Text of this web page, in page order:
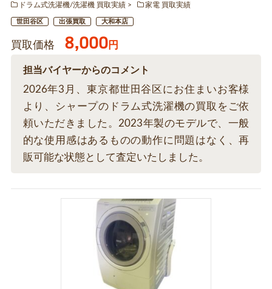
ドラム式洗濯機/洗濯機 買取実績
家電 買取実績
世田谷区 出張買取 大和本店
買取価格 8,000円
担当バイヤーからのコメント
2026年3月、東京都世田谷区にお住まいお客様
より、シャープのドラム式洗濯機の買取をご依
頼いただきました。2023年製のモデルで、一般
的な使用感はあるものの動作に問題はなく、再
販可能な状態として査定いたしました。